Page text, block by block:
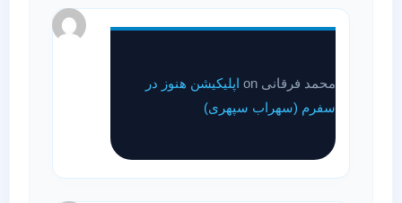
محمد فرقانی on
اپلیکیشن هنوز در
سفرم (سهراب سپهری)